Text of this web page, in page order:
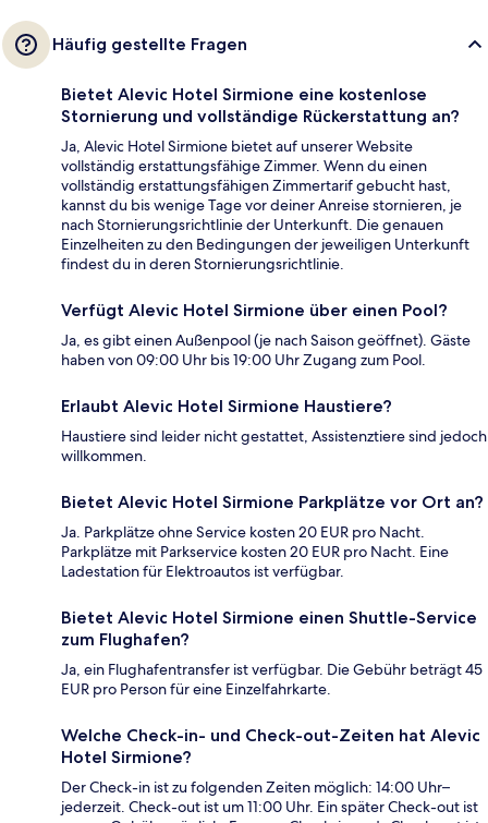
Häufig gestellte Fragen
Bietet Alevic Hotel Sirmione eine kostenlose
Stornierung und vollständige Rückerstattung an?
Ja, Alevic Hotel Sirmione bietet auf unserer Website
vollständig erstattungsfähige Zimmer. Wenn du einen
vollständig erstattungsfähigen Zimmertarif gebucht hast,
kannst du bis wenige Tage vor deiner Anreise stornieren, je
nach Stornierungsrichtlinie der Unterkunft. Die genauen
Einzelheiten zu den Bedingungen der jeweiligen Unterkunft
findest du in deren Stornierungsrichtlinie.
Verfügt Alevic Hotel Sirmione über einen Pool?
Ja, es gibt einen Außenpool (je nach Saison geöffnet). Gäste
haben von 09:00 Uhr bis 19:00 Uhr Zugang zum Pool.
Erlaubt Alevic Hotel Sirmione Haustiere?
Haustiere sind leider nicht gestattet, Assistenztiere sind jedoch
willkommen.
Bietet Alevic Hotel Sirmione Parkplätze vor Ort an?
Ja. Parkplätze ohne Service kosten 20 EUR pro Nacht.
Parkplätze mit Parkservice kosten 20 EUR pro Nacht. Eine
Ladestation für Elektroautos ist verfügbar.
Bietet Alevic Hotel Sirmione einen Shuttle-Service
zum Flughafen?
Ja, ein Flughafentransfer ist verfügbar. Die Gebühr beträgt 45
EUR pro Person für eine Einzelfahrkarte.
Welche Check-in- und Check-out-Zeiten hat Alevic
Hotel Sirmione?
Der Check-in ist zu folgenden Zeiten möglich: 14:00 Uhr–
jederzeit. Check-out ist um 11:00 Uhr. Ein später Check-out ist